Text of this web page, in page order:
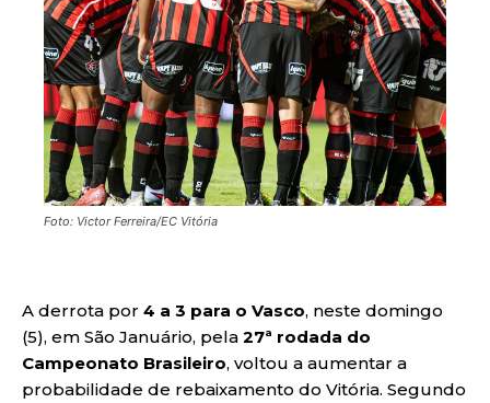
Foto: Victor Ferreira/EC Vitória
A derrota por 4 a 3 para o Vasco, neste domingo
(5), em São Januário, pela 27ª rodada do
Campeonato Brasileiro, voltou a aumentar a
probabilidade de rebaixamento do Vitória. Segundo